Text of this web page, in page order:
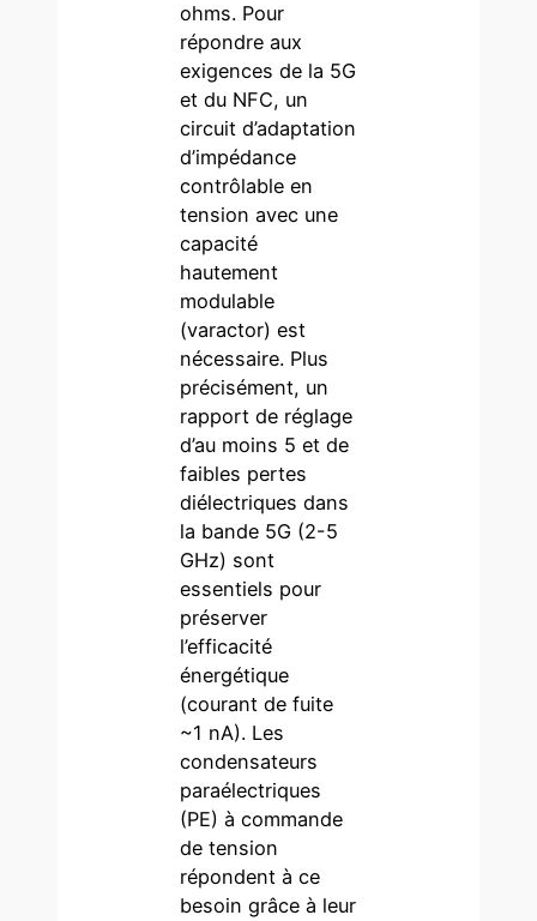
ohms. Pour
répondre aux
exigences de la 5G
et du NFC, un
circuit d’adaptation
d’impédance
contrôlable en
tension avec une
capacité
hautement
modulable
(varactor) est
nécessaire. Plus
précisément, un
rapport de réglage
d’au moins 5 et de
faibles pertes
diélectriques dans
la bande 5G (2-5
GHz) sont
essentiels pour
préserver
l’efficacité
énergétique
(courant de fuite
~1 nA). Les
condensateurs
paraélectriques
(PE) à commande
de tension
répondent à ce
besoin grâce à leur